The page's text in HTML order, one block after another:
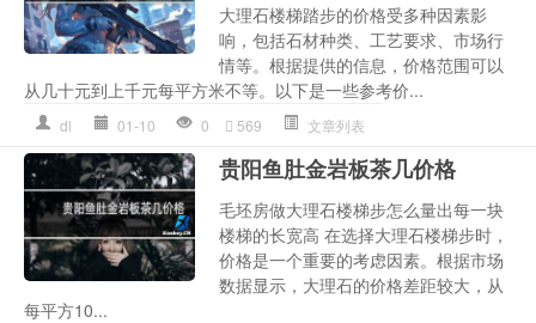
大理石楼梯踏步的价格受多种因素影
响，包括石材种类、工艺要求、市场行
情等。根据提供的信息，价格范围可以
从几十元到上千元每平方米不等。以下是一些参考价...
dl 01-10 0 569 文章列表
贵阳鱼肚金岩板茶几价格
毛坯房做大理石楼梯步怎么量出每一块
楼梯的长宽高 在选择大理石楼梯步时，
价格是一个重要的考虑因素。根据市场
数据显示，大理石的价格差距较大，从
每平方10...